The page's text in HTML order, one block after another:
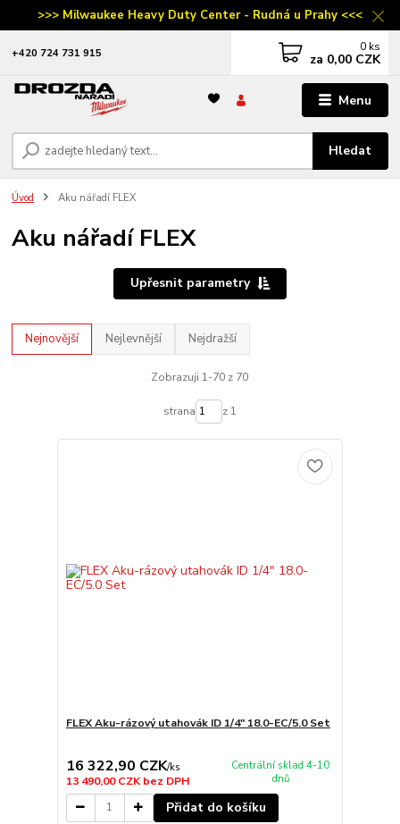
>>> Milwaukee Heavy Duty Center - Rudná u Prahy <<<
Menu
Hledat
‭+420 724 731 915 0 ks
za 0,00 CZK
Úvod Aku nářadí FLEX
Aku nářadí FLEX
Upřesnit parametry
Nejnovější Nejlevnější Nejdražší
Zobrazuji 1-70 z 70
strana z 1
FLEX Aku-rázový utahovák ID 1/4" 18.0-EC/5.0 Set
16 322,90 CZK/ks
13 490,00 CZKbez DPH
Centrální sklad 4-10
dnů
Přidat do košíku